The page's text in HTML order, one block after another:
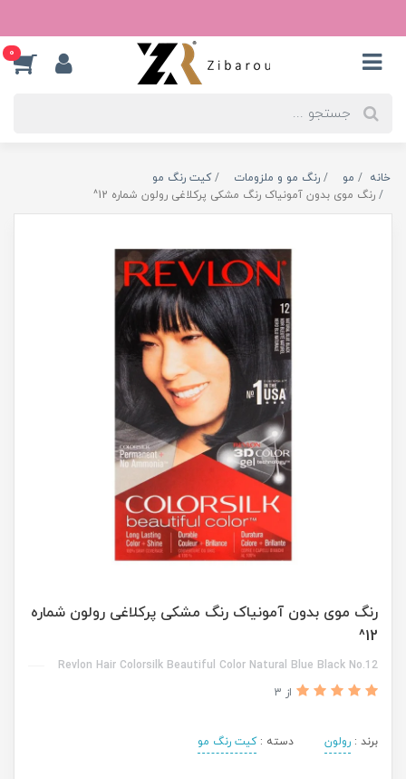
0
خانه مو رنگ مو و ملزومات
کیت رنگ مو
رنگ موی بدون آمونیاک رنگ مشکی پرکلاغی رولون شماره 12^
رنگ موی بدون آمونیاک رنگ مشکی پرکلاغی رولون شماره
12^
Revlon Hair Colorsilk Beautiful Color Natural Blue Black No.12
از 3
برند : رولون دسته :کیت رنگ مو